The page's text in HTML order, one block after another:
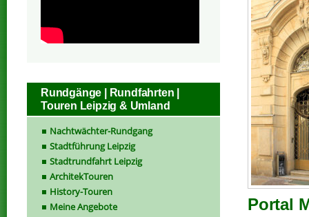
Portal
Rundgänge | Rundfahrten |
Touren Leipzig & Umland
Nachtwächter-Rundgang
Stadtführung Leipzig
Stadtrundfahrt Leipzig
ArchitekTouren
History-Touren
Meine Angebote